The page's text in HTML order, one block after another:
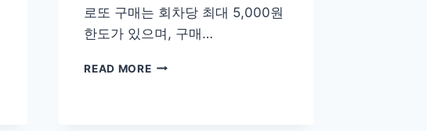
로또 구매는 회차당 최대 5,000원
한도가 있으며, 구매…
READ MORE로